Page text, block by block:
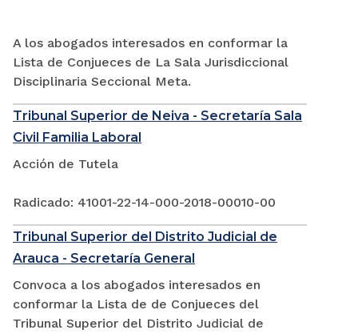
A los abogados interesados en conformar la
Lista de Conjueces de La Sala Jurisdiccional
Disciplinaria Seccional Meta.
Tribunal Superior de Neiva - Secretaría Sala
Civil Familia Laboral
Acción de Tutela
Radicado: 41001-22-14-000-2018-00010-00
Tribunal Superior del Distrito Judicial de
Arauca - Secretaría General
Convoca a los abogados interesados en
conformar la Lista de de Conjueces del
Tribunal Superior del Distrito Judicial de